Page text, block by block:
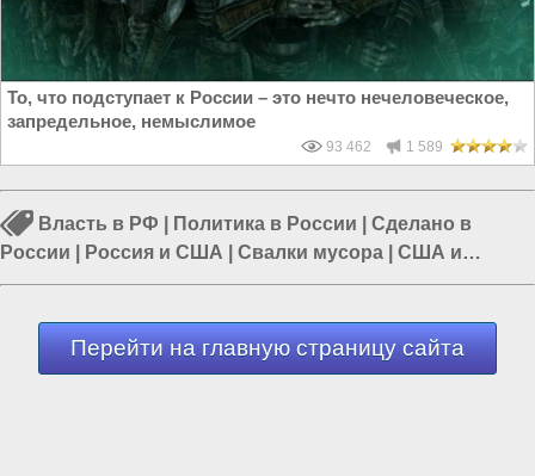
То, что подступает к России – это нечто нечеловеческое,
запредельное, немыслимое
93 462 1 589
Власть в РФ Политика в России
Сделано в
России
Россия и США Свалки мусора
США и
Европа|Дикий Запад
Перейти на главную страницу сайта